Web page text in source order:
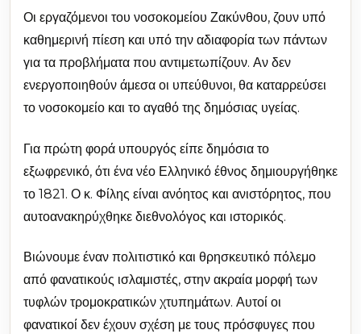
Οι εργαζόμενοι του νοσοκομείου Ζακύνθου, ζουν υπό
καθημερινή πίεση και υπό την αδιαφορία των πάντων
για τα προβλήματα που αντιμετωπίζουν. Αν δεν
ενεργοποιηθούν άμεσα οι υπεύθυνοι, θα καταρρεύσει
το νοσοκομείο και το αγαθό της δημόσιας υγείας.
Για πρώτη φορά υπουργός είπε δημόσια το
εξωφρενικό, ότι ένα νέο Ελληνικό έθνος δημιουργήθηκε
το 1821. Ο κ. Φίλης είναι ανόητος και ανιστόρητος, που
αυτοανακηρύχθηκε διεθνολόγος και ιστορικός.
Βιώνουμε έναν πολιτιστικό και θρησκευτικό πόλεμο
από φανατικούς ισλαμιστές, στην ακραία μορφή των
τυφλών τρομοκρατικών χτυπημάτων. Αυτοί οι
φανατικοί δεν έχουν σχέση με τους πρόσφυγες που